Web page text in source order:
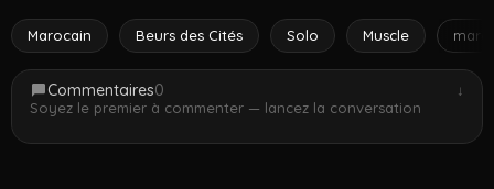
juteux et lisse. Il attrape, presse et tease – ce mec sait que
son cul c'est son meilleur atout.
Marocain Beurs des Cités Solo Muscle
Commentaires0
Soyez le premier à commenter — lancez la conversation
↓